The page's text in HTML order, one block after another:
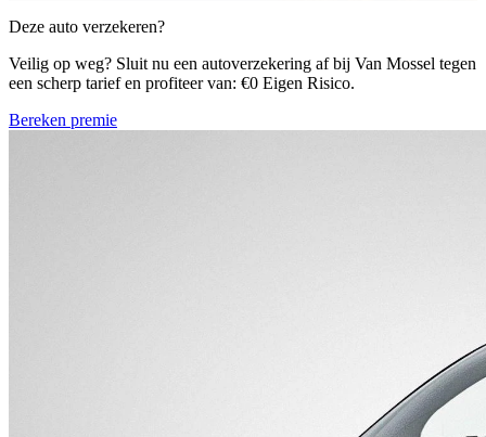
Deze auto verzekeren?
Veilig op weg? Sluit nu een autoverzekering af bij Van Mossel tegen
een scherp tarief en profiteer van: €0 Eigen Risico.
Bereken premie